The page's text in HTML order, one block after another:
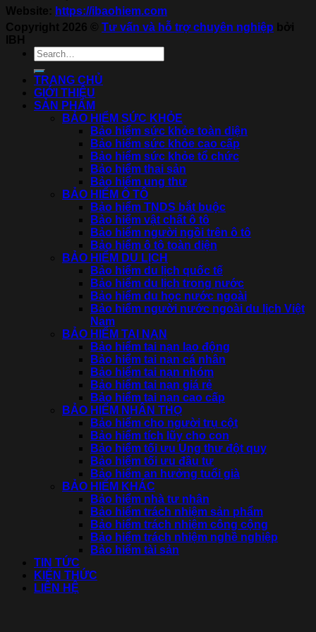
Website: https://ibaohiem.com
Copyright 2026 © Tư vấn và hỗ trợ chuyên nghiệp bởi
IBH
TRANG CHỦ
GIỚI THIỆU
SẢN PHẨM
BẢO HIỂM SỨC KHỎE
Bảo hiểm sức khỏe toàn diện
Bảo hiểm sức khỏe cao cấp
Bảo hiểm sức khỏe tổ chức
Bảo hiểm thai sản
Bảo hiểm ung thư
BẢO HIỂM Ô TÔ
Bảo hiểm TNDS bắt buộc
Bảo hiểm vật chất ô tô
Bảo hiểm người ngồi trên ô tô
Bảo hiểm ô tô toàn diện
BẢO HIỂM DU LỊCH
Bảo hiểm du lịch quốc tế
Bảo hiểm du lịch trong nước
Bảo hiểm du học nước ngoài
Bảo hiểm người nước ngoài du lịch Việt
Nam
BẢO HIỂM TAI NẠN
Bảo hiểm tai nạn lao động
Bảo hiểm tai nạn cá nhân
Bảo hiểm tai nạn nhóm
Bảo hiểm tai nạn giá rẻ
Bảo hiểm tai nạn cao cấp
BẢO HIỂM NHÂN THỌ
Bảo hiểm cho người trụ cột
Bảo hiểm tích lũy cho con
Bảo hiểm tối ưu Ung thư đột quỵ
Bảo hiểm tối ưu đầu tư
Bảo hiểm an hưởng tuổi già
BẢO HIỂM KHÁC
Bảo hiểm nhà tư nhân
Bảo hiểm trách nhiệm sản phẩm
Bảo hiểm trách nhiệm công cộng
Bảo hiểm trách nhiệm nghề nghiệp
Bảo hiểm tài sản
TIN TỨC
KIẾN THỨC
LIÊN HỆ